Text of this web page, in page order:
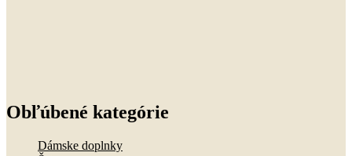
Obľúbené kategórie
Dámske doplnky